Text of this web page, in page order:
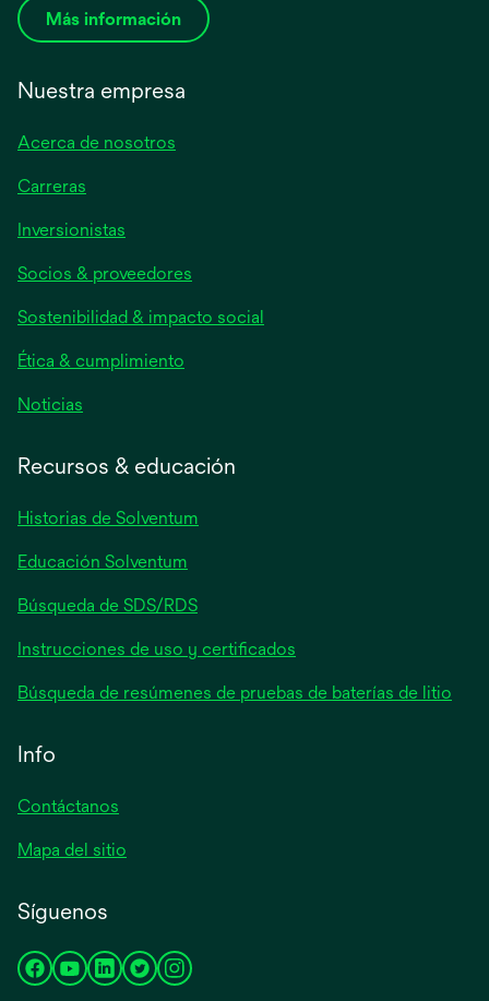
Más información
Nuestra empresa
Acerca de nosotros
Carreras
Inversionistas
en
una
pestaña
nueva
Socios & proveedores
Sostenibilidad & impacto social
Ética & cumplimiento
Noticias
pestaña
Recursos & educación
Historias de Solventum
Educación Solventum
Búsqueda de SDS/RDS
Instrucciones de uso y certificados
Búsqueda de resúmenes de pruebas de baterías de litio
Info
Contáctanos
Mapa del sitio
Síguenos
se
se
se
se
se